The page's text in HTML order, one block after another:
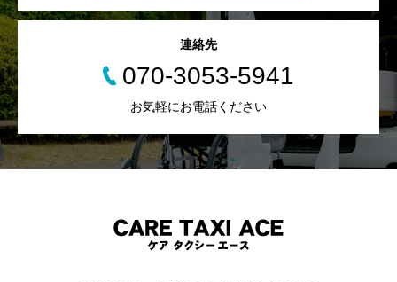
連絡先
070-3053-5941
お気軽にお電話ください